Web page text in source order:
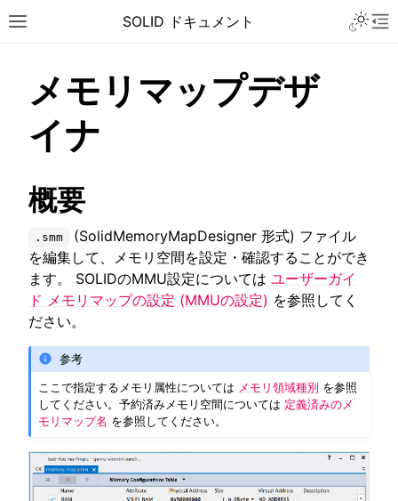
Toggle site navigation sidebar
SOLID ドキュメント
navigation of チュートリアル
navigation of ユーザーガイド
navigation of SOLID-IDE
navigation of はじめに
メモリマップデザ
イナ
概要
.smm
(SolidMemoryMapDesigner 形式) ファイル
を編集して、メモリ空間を設定・確認することができ
ます。 SOLIDのMMU設定については ユーザーガイ
ド メモリマップの設定 (MMUの設定) を参照してく
ださい。
参考
ここで指定するメモリ属性については メモリ領域種別 を参照
してください。予約済みメモリ空間については 定義済みのメ
モリマップ名 を参照してください。